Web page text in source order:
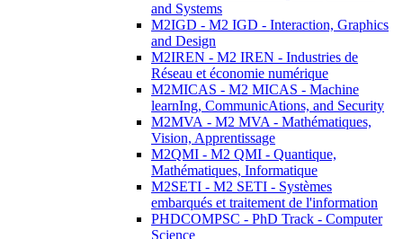
and Systems
M2IGD - M2 IGD - Interaction, Graphics
and Design
M2IREN - M2 IREN - Industries de
Réseau et économie numérique
M2MICAS - M2 MICAS - Machine
learnIng, CommunicAtions, and Security
M2MVA - M2 MVA - Mathématiques,
Vision, Apprentissage
M2QMI - M2 QMI - Quantique,
Mathématiques, Informatique
M2SETI - M2 SETI - Systèmes
embarqués et traitement de l'information
PHDCOMPSC - PhD Track - Computer
Science